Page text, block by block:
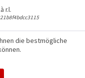
r.l.
die bestmögliche